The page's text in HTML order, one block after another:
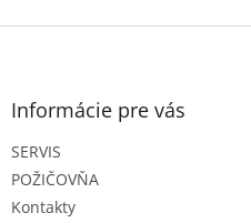
Z
Informácie pre vás
SERVIS
POŽIČOVŇA
Kontakty